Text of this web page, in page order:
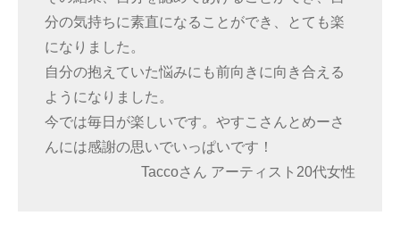
分の気持ちに素直になることができ、とても楽
になりました。
自分の抱えていた悩みにも前向きに向き合える
ようになりました。
今では毎日が楽しいです。やすこさんとめーさ
んには感謝の思いでいっぱいです！
Taccoさん アーティスト20代女性